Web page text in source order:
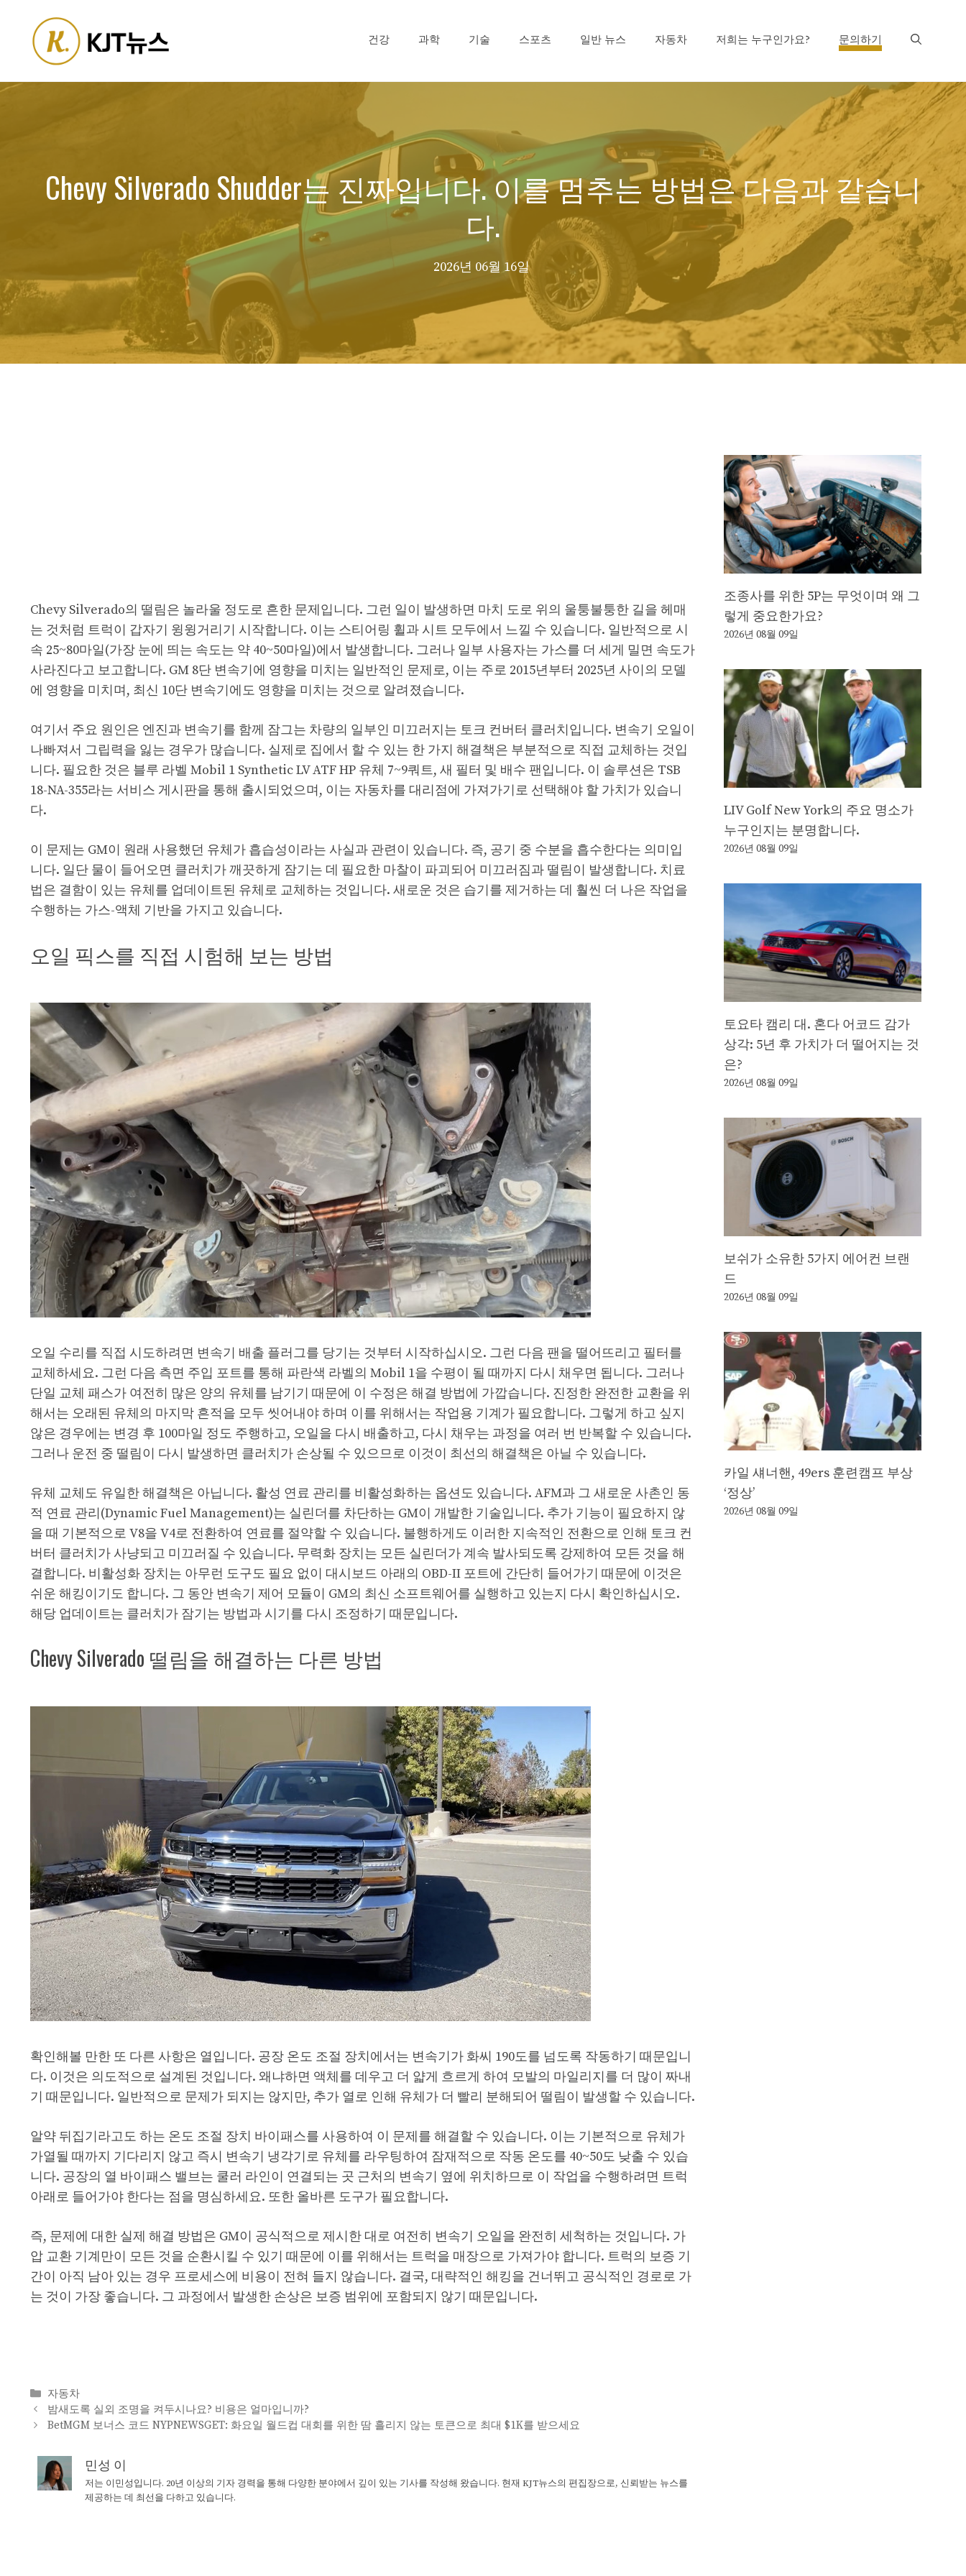
content
건강 과학 기술 스포츠 일반 뉴스 자동차 저희는 누구인가요? 문의하기
Chevy Silverado Shudder는 진짜입니다. 이를 멈추는 방법은 다음과 같습니
다.
2026년 06월 16일
Chevy Silverado의 떨림은 놀라울 정도로 흔한 문제입니다. 그런 일이 발생하면 마치 도로 위의 울퉁불퉁한 길을 헤매
는 것처럼 트럭이 갑자기 윙윙거리기 시작합니다. 이는 스티어링 휠과 시트 모두에서 느낄 수 있습니다. 일반적으로 시
속 25~80마일(가장 눈에 띄는 속도는 약 40~50마일)에서 발생합니다. 그러나 일부 사용자는 가스를 더 세게 밀면 속도가
사라진다고 보고합니다. GM 8단 변속기에 영향을 미치는 일반적인 문제로, 이는 주로 2015년부터 2025년 사이의 모델
에 영향을 미치며, 최신 10단 변속기에도 영향을 미치는 것으로 알려졌습니다.
여기서 주요 원인은 엔진과 변속기를 함께 잠그는 차량의 일부인 미끄러지는 토크 컨버터 클러치입니다. 변속기 오일이
나빠져서 그립력을 잃는 경우가 많습니다. 실제로 집에서 할 수 있는 한 가지 해결책은 부분적으로 직접 교체하는 것입
니다. 필요한 것은 블루 라벨 Mobil 1 Synthetic LV ATF HP 유체 7~9쿼트, 새 필터 및 배수 팬입니다. 이 솔루션은 TSB
18-NA-355라는 서비스 게시판을 통해 출시되었으며, 이는 자동차를 대리점에 가져가기로 선택해야 할 가치가 있습니
다.
이 문제는 GM이 원래 사용했던 유체가 흡습성이라는 사실과 관련이 있습니다. 즉, 공기 중 수분을 흡수한다는 의미입
니다. 일단 물이 들어오면 클러치가 깨끗하게 잠기는 데 필요한 마찰이 파괴되어 미끄러짐과 떨림이 발생합니다. 치료
법은 결함이 있는 유체를 업데이트된 유체로 교체하는 것입니다. 새로운 것은 습기를 제거하는 데 훨씬 더 나은 작업을
수행하는 가스-액체 기반을 가지고 있습니다.
오일 픽스를 직접 시험해 보는 방법
오일 수리를 직접 시도하려면 변속기 배출 플러그를 당기는 것부터 시작하십시오. 그런 다음 팬을 떨어뜨리고 필터를
교체하세요. 그런 다음 측면 주입 포트를 통해 파란색 라벨의 Mobil 1을 수평이 될 때까지 다시 채우면 됩니다. 그러나
단일 교체 패스가 여전히 많은 양의 유체를 남기기 때문에 이 수정은 해결 방법에 가깝습니다. 진정한 완전한 교환을 위
해서는 오래된 유체의 마지막 흔적을 모두 씻어내야 하며 이를 위해서는 작업용 기계가 필요합니다. 그렇게 하고 싶지
않은 경우에는 변경 후 100마일 정도 주행하고, 오일을 다시 배출하고, 다시 채우는 과정을 여러 번 반복할 수 있습니다.
그러나 운전 중 떨림이 다시 발생하면 클러치가 손상될 수 있으므로 이것이 최선의 해결책은 아닐 수 있습니다.
유체 교체도 유일한 해결책은 아닙니다. 활성 연료 관리를 비활성화하는 옵션도 있습니다. AFM과 그 새로운 사촌인 동
적 연료 관리(Dynamic Fuel Management)는 실린더를 차단하는 GM이 개발한 기술입니다. 추가 기능이 필요하지 않
을 때 기본적으로 V8을 V4로 전환하여 연료를 절약할 수 있습니다. 불행하게도 이러한 지속적인 전환으로 인해 토크 컨
버터 클러치가 사냥되고 미끄러질 수 있습니다. 무력화 장치는 모든 실린더가 계속 발사되도록 강제하여 모든 것을 해
결합니다. 비활성화 장치는 아무런 도구도 필요 없이 대시보드 아래의 OBD-II 포트에 간단히 들어가기 때문에 이것은
쉬운 해킹이기도 합니다. 그 동안 변속기 제어 모듈이 GM의 최신 소프트웨어를 실행하고 있는지 다시 확인하십시오.
해당 업데이트는 클러치가 잠기는 방법과 시기를 다시 조정하기 때문입니다.
Chevy Silverado 떨림을 해결하는 다른 방법
확인해볼 만한 또 다른 사항은 열입니다. 공장 온도 조절 장치에서는 변속기가 화씨 190도를 넘도록 작동하기 때문입니
다. 이것은 의도적으로 설계된 것입니다. 왜냐하면 액체를 데우고 더 얇게 흐르게 하여 모발의 마일리지를 더 많이 짜내
기 때문입니다. 일반적으로 문제가 되지는 않지만, 추가 열로 인해 유체가 더 빨리 분해되어 떨림이 발생할 수 있습니다.
알약 뒤집기라고도 하는 온도 조절 장치 바이패스를 사용하여 이 문제를 해결할 수 있습니다. 이는 기본적으로 유체가
가열될 때까지 기다리지 않고 즉시 변속기 냉각기로 유체를 라우팅하여 잠재적으로 작동 온도를 40~50도 낮출 수 있습
니다. 공장의 열 바이패스 밸브는 쿨러 라인이 연결되는 곳 근처의 변속기 옆에 위치하므로 이 작업을 수행하려면 트럭
아래로 들어가야 한다는 점을 명심하세요. 또한 올바른 도구가 필요합니다.
즉, 문제에 대한 실제 해결 방법은 GM이 공식적으로 제시한 대로 여전히 변속기 오일을 완전히 세척하는 것입니다. 가
압 교환 기계만이 모든 것을 순환시킬 수 있기 때문에 이를 위해서는 트럭을 매장으로 가져가야 합니다. 트럭의 보증 기
간이 아직 남아 있는 경우 프로세스에 비용이 전혀 들지 않습니다. 결국, 대략적인 해킹을 건너뛰고 공식적인 경로로 가
는 것이 가장 좋습니다. 그 과정에서 발생한 손상은 보증 범위에 포함되지 않기 때문입니다.
Categories
자동차
밤새도록 실외 조명을 켜두시나요? 비용은 얼마입니까?
BetMGM 보너스 코드 NYPNEWSGET: 화요일 월드컵 대회를 위한 땀 흘리지 않는 토큰으로 최대 $1K를 받으세요
민성 이
저는 이민성입니다. 20년 이상의 기자 경력을 통해 다양한 분야에서 깊이 있는 기사를 작성해 왔습니다. 현재 KJT뉴스의 편집장으로, 신뢰받는 뉴스를
제공하는 데 최선을 다하고 있습니다.
조종사를 위한 5P는 무엇이며 왜 그
렇게 중요한가요?
2026년 08월 09일
LIV Golf New York의 주요 명소가
누구인지는 분명합니다.
2026년 08월 09일
토요타 캠리 대. 혼다 어코드 감가
상각: 5년 후 가치가 더 떨어지는 것
은?
2026년 08월 09일
보쉬가 소유한 5가지 에어컨 브랜
드
2026년 08월 09일
카일 섀너핸, 49ers 훈련캠프 부상
‘정상’
2026년 08월 09일